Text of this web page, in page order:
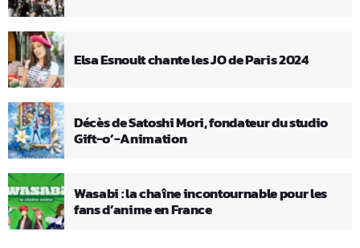
Elsa Esnoult chante les JO de Paris 2024
Décès de Satoshi Mori, fondateur du studio
Gift-o’-Animation
Wasabi : la chaîne incontournable pour les
fans d’anime en France